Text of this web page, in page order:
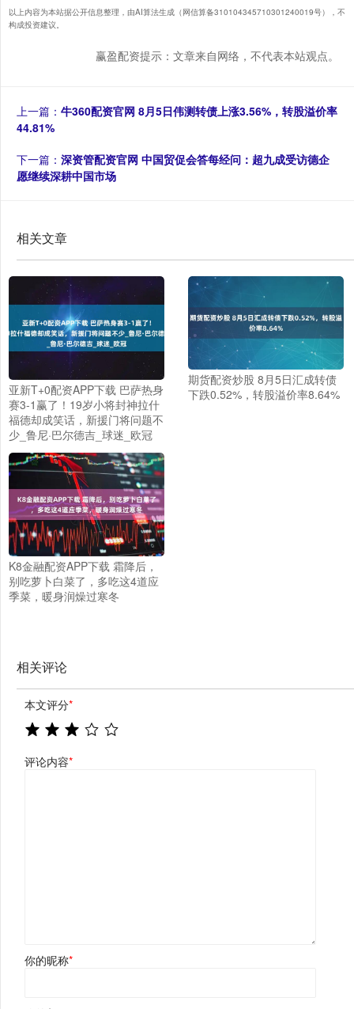
以上内容为本站据公开信息整理，由AI算法生成（网信算备310104345710301240019号），不
构成投资建议。
赢盈配资提示：文章来自网络，不代表本站观点。
上一篇： 牛360配资官网 8月5日伟测转债上涨3.56%，转股溢价率
44.81%
下一篇： 深资管配资官网 中国贸促会答每经问：超九成受访德企
愿继续深耕中国市场
相关文章
亚新T+0配资APP下载 巴萨热身
赛3-1赢了！19岁小将封神拉什
福德却成笑话，新援门将问题不
少_鲁尼·巴尔德吉_球迷_欧冠
期货配资炒股 8月5日汇成转债
下跌0.52%，转股溢价率8.64%
K8金融配资APP下载 霜降后，
别吃萝卜白菜了，多吃这4道应
季菜，暖身润燥过寒冬
相关评论
本文评分*
评论内容*
你的昵称*